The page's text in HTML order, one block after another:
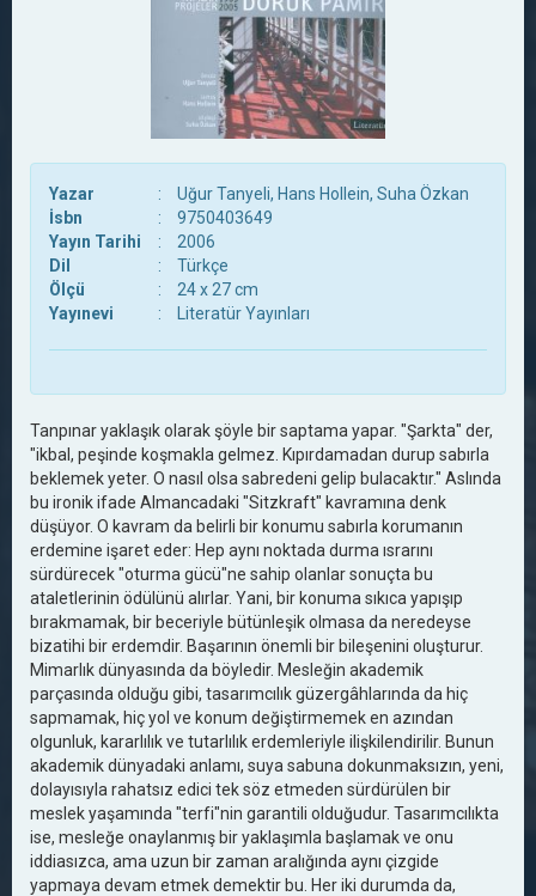
Yazar :
Uğur Tanyeli, Hans Hollein, Suha Özkan
İsbn
:
9750403649
Yayın Tarihi
:
2006
Dil
:
Türkçe
Ölçü
:
24 x 27 cm
Yayınevi
: Literatür Yayınları
Tanpınar yaklaşık olarak şöyle bir saptama yapar. "Şarkta" der,
"ikbal, peşinde koşmakla gelmez. Kıpırdamadan durup sabırla
beklemek yeter. O nasıl olsa sabredeni gelip bulacaktır." Aslında
bu ironik ifade Almancadaki "Sitzkraft" kavramına denk
düşüyor. O kavram da belirli bir konumu sabırla korumanın
erdemine işaret eder: Hep aynı noktada durma ısrarını
sürdürecek "oturma gücü"ne sahip olanlar sonuçta bu
ataletlerinin ödülünü alırlar. Yani, bir konuma sıkıca yapışıp
bırakmamak, bir beceriyle bütünleşik olmasa da neredeyse
bizatihi bir erdemdir. Başarının önemli bir bileşenini oluşturur.
Mimarlık dünyasında da böyledir. Mesleğin akademik
parçasında olduğu gibi, tasarımcılık güzergâhlarında da hiç
sapmamak, hiç yol ve konum değiştirmemek en azından
olgunluk, kararlılık ve tutarlılık erdemleriyle ilişkilendirilir. Bunun
akademik dünyadaki anlamı, suya sabuna dokunmaksızın, yeni,
dolayısıyla rahatsız edici tek söz etmeden sürdürülen bir
meslek yaşamında "terfi"nin garantili olduğudur. Tasarımcılıkta
ise, mesleğe onaylanmış bir yaklaşımla başlamak ve onu
iddiasızca, ama uzun bir zaman aralığında aynı çizgide
yapmaya devam etmek demektir bu. Her iki durumda da,